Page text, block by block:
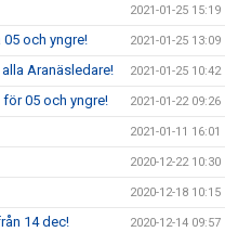
2021-01-25 15:19
och yngre! 2021-01-25 13:09
Aranäsledare! 2021-01-25 10:42
05 och yngre! 2021-01-22 09:26
2021-01-11 16:01
2020-12-22 10:30
2020-12-18 10:15
14 dec! 2020-12-14 09:57